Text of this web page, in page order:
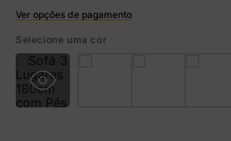
Ver opções de pagamento
R$ 2.374,99 à vista no Boleto
(5% de desconto)
Você economiza
Selecione uma cor